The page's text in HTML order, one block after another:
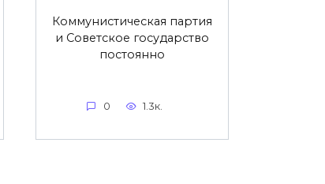
Коммунистическая партия
и Советское государство
постоянно
0 1.3к.